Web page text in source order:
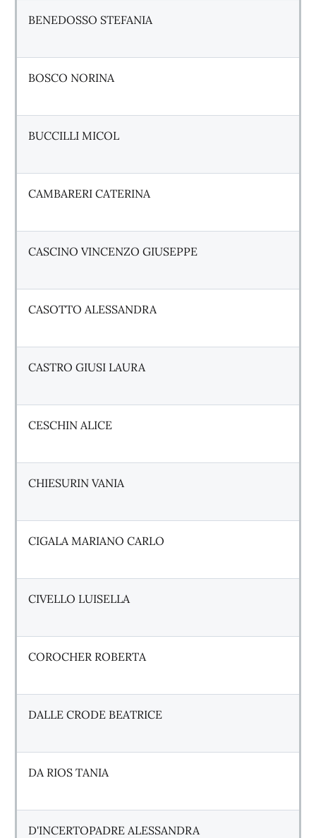
BENEDOSSO STEFANIA
BOSCO NORINA
BUCCILLI MICOL
CAMBARERI CATERINA
CASCINO VINCENZO GIUSEPPE
CASOTTO ALESSANDRA
CASTRO GIUSI LAURA
CESCHIN ALICE
CHIESURIN VANIA
CIGALA MARIANO CARLO
CIVELLO LUISELLA
COROCHER ROBERTA
DALLE CRODE BEATRICE
DA RIOS TANIA
D'INCERTOPADRE ALESSANDRA